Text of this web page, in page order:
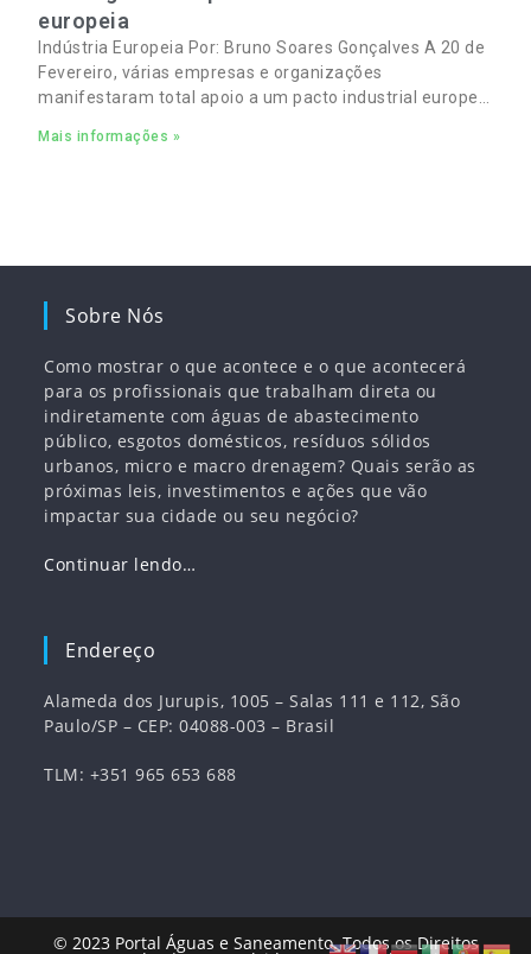
europeia
Indústria Europeia Por: Bruno Soares Gonçalves A 20 de
Fevereiro, várias empresas e organizações
manifestaram total apoio a um pacto industrial europeu
empregos
Mais informações »
Sobre Nós
Como mostrar o que acontece e o que acontecerá
para os profissionais que trabalham direta ou
indiretamente com águas de abastecimento
público, esgotos domésticos, resíduos sólidos
urbanos, micro e macro drenagem? Quais serão as
próximas leis, investimentos e ações que vão
impactar sua cidade ou seu negócio?
Continuar lendo…
Endereço
Alameda dos Jurupis, 1005 – Salas 111 e 112, São
Paulo/SP – CEP: 04088-003 – Brasil
TLM: +351 965 653 688
© 2023 Portal Águas e Saneamento. Todos os Direitos